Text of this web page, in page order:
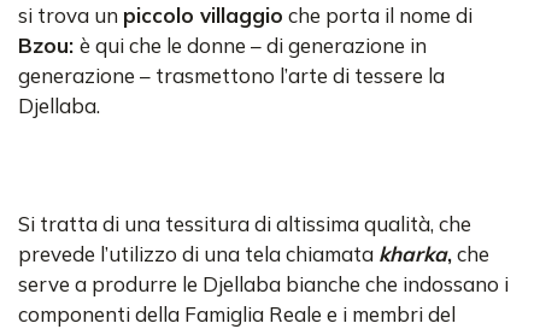
si trova un piccolo villaggio che porta il nome di
Bzou: è qui che le donne – di generazione in
generazione – trasmettono l’arte di tessere la
Djellaba.
Si tratta di una tessitura di altissima qualità, che
prevede l’utilizzo di una tela chiamata kharka,che
serve a produrre le Djellaba bianche che indossano i
componenti della Famiglia Reale e i membri del